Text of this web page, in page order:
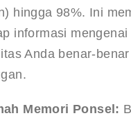
hingga 98%. Ini
informasi
Anda benar-
Memori Ponsel: